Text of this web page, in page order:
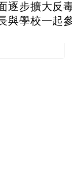
逐步擴大反
與學校一起